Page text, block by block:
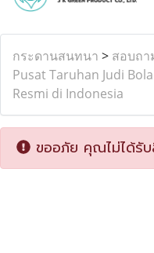
กระดานสนทนา > สอบถา
Pusat Taruhan Judi
Resmi di Indonesia
ขออภัย คุณไม่ได้รับ